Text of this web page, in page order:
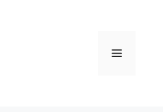
Menu